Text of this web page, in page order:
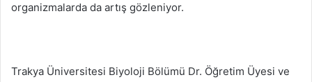
organizmalarda da artış gözleniyor.
Trakya Üniversitesi Biyoloji Bölümü Dr. Öğretim Üyesi ve